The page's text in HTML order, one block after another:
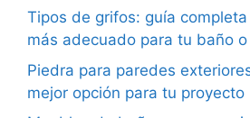
Tipos de grifos: guía
más adecuado para tu baño
Piedra para paredes
mejor opción para tu proyecto